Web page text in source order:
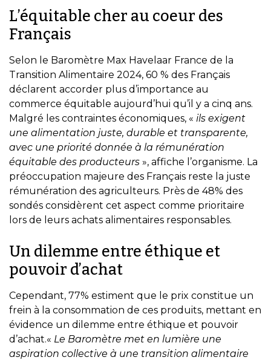
L’équitable cher au coeur des
Français
Selon le Baromètre Max Havelaar France de la
Transition Alimentaire 2024, 60 % des Français
déclarent accorder plus d’importance au
commerce équitable aujourd’hui qu’il y a cinq ans.
Malgré les contraintes économiques, « ils exigent
une alimentation juste, durable et transparente,
avec une priorité donnée à la rémunération
équitable des producteurs », affiche l’organisme. La
préoccupation majeure des Français reste la juste
rémunération des agriculteurs. Près de 48% des
sondés considèrent cet aspect comme prioritaire
lors de leurs achats alimentaires responsables.
Un dilemme entre éthique et
pouvoir d’achat
Cependant, 77% estiment que le prix constitue un
frein à la consommation de ces produits, mettant en
évidence un dilemme entre éthique et pouvoir
d’achat.« Le Baromètre met en lumière une
aspiration collective à une transition alimentaire